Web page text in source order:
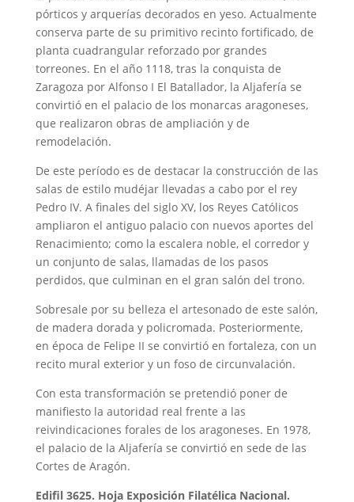
pórticos y arquerías decorados en yeso. Actualmente
conserva parte de su primitivo recinto fortificado, de
planta cuadrangular reforzado por grandes
torreones. En el año 1118, tras la conquista de
Zaragoza por Alfonso I El Batallador, la Aljafería se
convirtió en el palacio de los monarcas aragoneses,
que realizaron obras de ampliación y de
remodelación.
De este período es de destacar la construcción de las
salas de estilo mudéjar llevadas a cabo por el rey
Pedro IV. A finales del siglo XV, los Reyes Católicos
ampliaron el antiguo palacio con nuevos aportes del
Renacimiento; como la escalera noble, el corredor y
un conjunto de salas, llamadas de los pasos
perdidos, que culminan en el gran salón del trono.
Sobresale por su belleza el artesonado de este salón,
de madera dorada y policromada. Posteriormente,
en época de Felipe II se convirtió en fortaleza, con un
recito mural exterior y un foso de circunvalación.
Con esta transformación se pretendió poner de
manifiesto la autoridad real frente a las
reivindicaciones forales de los aragoneses. En 1978,
el palacio de la Aljafería se convirtió en sede de las
Cortes de Aragón.
Edifil 3625. Hoja Exposición Filatélica Nacional.